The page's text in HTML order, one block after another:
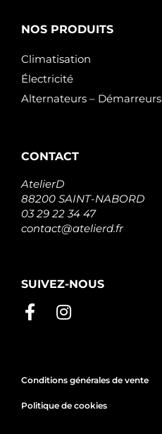
NOS PRODUITS
Climatisation
Électricité
Alternateurs – Démarreurs
CONTACT
AtelierD
88200 SAINT-NABORD
03 29 22 34 47
contact@atelierd.fr
SUIVEZ-NOUS
Conditions générales de vente
Politique de cookies